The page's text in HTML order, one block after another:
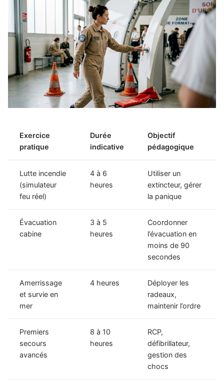
Exercice
pratique
Durée
indicative
Objectif
pédagogique
Lutte incendie
(simulateur
feu réel)
4 à 6
heures
Utiliser un
extincteur, gérer
la panique
Évacuation
cabine
3 à 5
heures
Coordonner
l’évacuation en
moins de 90
secondes
Amerrissage
et survie en
mer
4 heures
Déployer les
radeaux,
maintenir l’ordre
Premiers
secours
avancés
8 à 10
heures
RCP,
défibrillateur,
gestion des
chocs